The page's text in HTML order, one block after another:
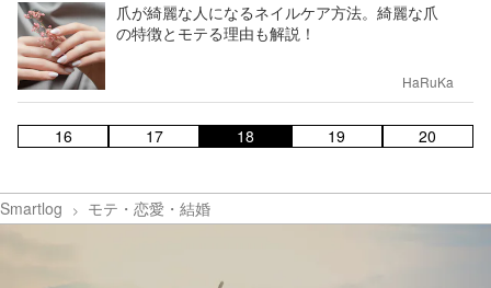
爪が綺麗な人になるネイルケア方法。綺麗な爪
の特徴とモテる理由も解説！
HaRuKa
16 17 18 19 20
Smartlog モテ・恋愛・結婚